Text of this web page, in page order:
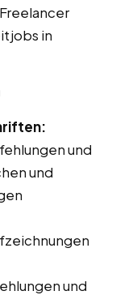
in
und
und
und